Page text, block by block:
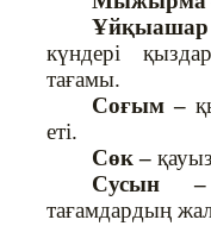
күндері
тағамы.
Соғым –
еті.
Сөк –
Сусын
тағамдардың